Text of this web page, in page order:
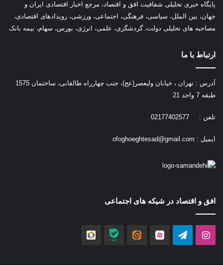
پایگاه خبری تحلیلی شفافیت افق و اقتصاد، مرجع اخبار اقتصادی ایران و
جهان، بین الملل، سیاسی، فرهنگی، اجتماعی، ورزشی، رویدادهای اقتصادی،
مصاحبه های تحلیلی دولت، گردشگری، علمی، انرژی، بورس، سهام، بیمه بانک
ارتباط با ما
آدرس : تهران ، خیابان ولیعصر(عج)، جنب چهارراه طالقانی، ساختمان 1575
طبقه 7 واحد 21
تلفن : 02177402577
ایمیل : ofoghoeghtesad@gmail.com
افق و اقتصاد در شیکه های اجتماعی
اینستاگرامتلگرام آپارات ایتا بله